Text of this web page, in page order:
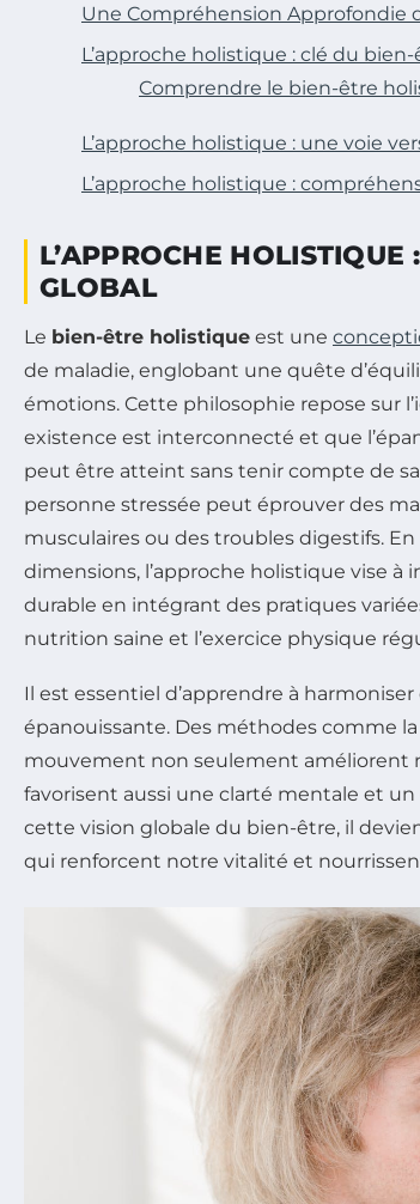
Une Compréhension Approfondie
L’approche holistique : clé du
Comprendre le bien-être
L’approche holistique : une voie
L’approche holistique :
L’APPROCHE HOLISTIQUE
GLOBAL
Le bien-être holistique est une
de maladie, englobant une quête
émotions. Cette philosophie repose sur
existence est interconnecté et que
peut être atteint sans tenir compte de
personne stressée peut éprouver des
musculaires ou des troubles digestifs.
dimensions, l’approche holistique vise
durable en intégrant des pratiques
nutrition saine et l’exercice physique
Il est essentiel d’apprendre à
épanouissante. Des méthodes comme
mouvement non seulement améliorent
favorisent aussi une clarté mentale et
cette vision globale du bien-être, il
qui renforcent notre vitalité et